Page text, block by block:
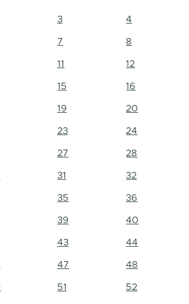
3 4
7 8
11 12
15 16
19 20
23 24
27 28
31 32
35 36
39 40
43 44
47 48
51 52